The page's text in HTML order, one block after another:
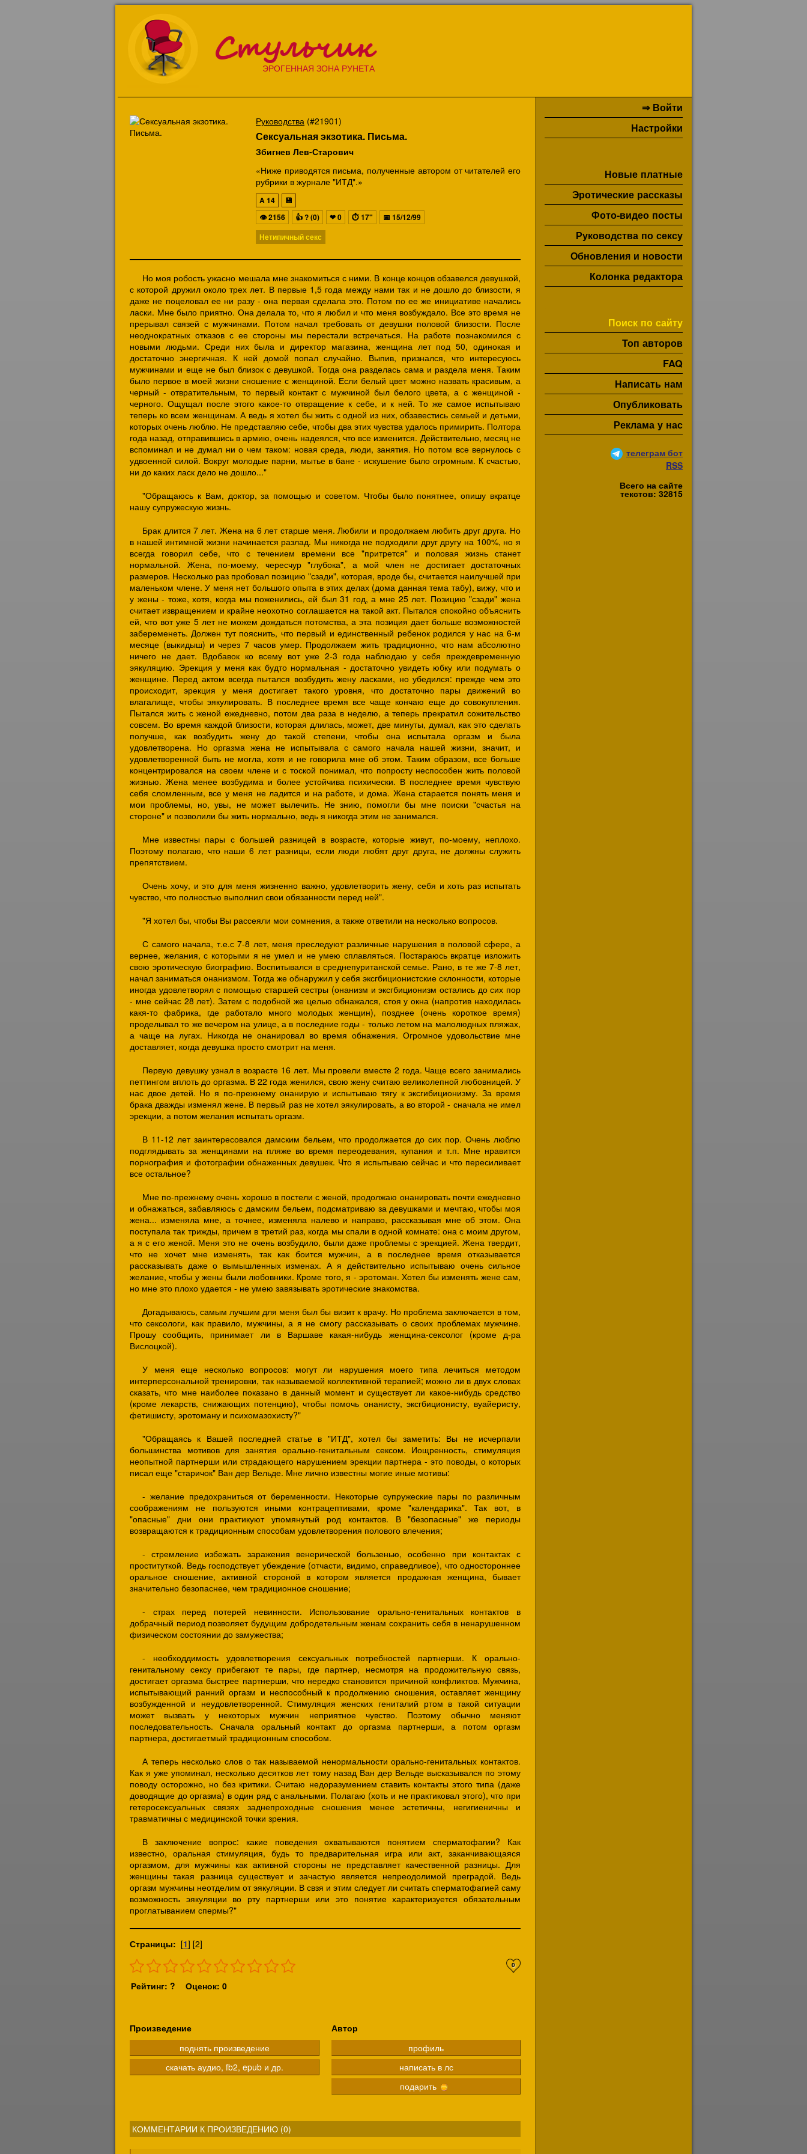
Стульчик
ЭРОГЕННАЯ ЗОНА РУНЕТА
⇒ Войти
Настройки
Новые платные
Эротические рассказы
Фото-видео посты
Руководства по сексу
Обновления и новости
Колонка редактора
Поиск по сайту
Топ авторов
FAQ
Написать нам
Опубликовать
Реклама у нас
телеграм бот
RSS
Всего на сайте
текстов: 32815
Руководства (#21901)
Сексуальная экзотика. Письма.
Збигнев Лев-Старович
«Ниже приводятся письма, полученные автором от читателей его
рубрики в журнале "ИТД".»
A14
💾
👁2156 👍? (0) ❤0 ⏱17" 📅 15/12/99
Нетипичный секс
Но моя робость ужасно мешала мне знакомиться с ними. В конце концов обзавелся девушкой,
с которой дружил около трех лет. В первые 1,5 года между нами так и не дошло до близости, я
даже не поцеловал ее ни разу - она первая сделала это. Потом по ее же инициативе начались
ласки. Мне было приятно. Она делала то, что я любил и что меня возбуждало. Все это время не
прерывал связей с мужчинами. Потом начал требовать от девушки половой близости. После
неоднократных отказов с ее стороны мы перестали встречаться. На работе познакомился с
новыми людьми. Среди них была и директор магазина, женщина лет под 50, одинокая и
достаточно энергичная. К ней домой попал случайно. Выпив, признался, что интересуюсь
мужчинами и еще не был близок с девушкой. Тогда она разделась сама и раздела меня. Таким
было первое в моей жизни сношение с женщиной. Если белый цвет можно назвать красивым, а
черный - отвратительным, то первый контакт с мужчиной был белого цвета, а с женщиной -
черного. Ощущал после этого какое-то отвращение к себе, и к ней. То же самое испытываю
теперь ко всем женщинам. А ведь я хотел бы жить с одной из них, обзавестись семьей и детьми,
которых очень люблю. Не представляю себе, чтобы два этих чувства удалось примирить. Полтора
года назад, отправившись в армию, очень надеялся, что все изменится. Действительно, месяц не
вспоминал и не думал ни о чем таком: новая среда, люди, занятия. Но потом все вернулось с
удвоенной силой. Вокруг молодые парни, мытье в бане - искушение было огромным. К счастью,
ни до каких ласк дело не дошло..."
"Обращаюсь к Вам, доктор, за помощью и советом. Чтобы было понятнее, опишу вкратце
нашу супружескую жизнь.
Брак длится 7 лет. Жена на 6 лет старше меня. Любили и продолжаем любить друг друга. Но
в нашей интимной жизни начинается разлад. Мы никогда не подходили друг другу на 100%, но я
всегда говорил себе, что с течением времени все "притрется" и половая жизнь станет
нормальной. Жена, по-моему, чересчур "глубока", а мой член не достигает достаточных
размеров. Несколько раз пробовал позицию "сзади", которая, вроде бы, считается наилучшей при
маленьком члене. У меня нет большого опыта в этих делах (дома данная тема табу), вижу, что и
у жены - тоже, хотя, когда мы поженились, ей был 31 год, а мне 25 лет. Позицию "сзади" жена
считает извращением и крайне неохотно соглашается на такой акт. Пытался спокойно объяснить
ей, что вот уже 5 лет не можем дождаться потомства, а эта позиция дает больше возможностей
забеременеть. Должен тут пояснить, что первый и единственный ребенок родился у нас на 6-м
месяце (выкидыш) и через 7 часов умер. Продолжаем жить традиционно, что нам абсолютно
ничего не дает. Вдобавок ко всему вот уже 2-3 года наблюдаю у себя преждевременную
эякуляцию. Эрекция у меня как будто нормальная - достаточно увидеть юбку или подумать о
женщине. Перед актом всегда пытался возбудить жену ласками, но убедился: прежде чем это
происходит, эрекция у меня достигает такого уровня, что достаточно пары движений во
влагалище, чтобы эякулировать. В последнее время все чаще кончаю еще до совокупления.
Пытался жить с женой ежедневно, потом два раза в неделю, а теперь прекратил сожительство
совсем. Во время каждой близости, которая длилась, может, две минуты, думал, как это сделать
получше, как возбудить жену до такой степени, чтобы она испытала оргазм и была
удовлетворена. Но оргазма жена не испытывала с самого начала нашей жизни, значит, и
удовлетворенной быть не могла, хотя и не говорила мне об этом. Таким образом, все больше
концентрировался на своем члене и с тоской понимал, что попросту неспособен жить половой
жизнью. Жена менее возбудима и более устойчива психически. В последнее время чувствую
себя сломленным, все у меня не ладится и на работе, и дома. Жена старается понять меня и
мои проблемы, но, увы, не может вылечить. Не знию, помогли бы мне поиски "счастья на
стороне" и позволили бы жить нормально, ведь я никогда этим не занимался.
Мне известны пары с большей разницей в возрасте, которые живут, по-моему, неплохо.
Поэтому полагаю, что наши 6 лет разницы, если люди любят друг друга, не должны служить
препятствием.
Очень хочу, и это для меня жизненно важно, удовлетворить жену, себя и хоть раз испытать
чувство, что полностью выполнил свои обязанности перед ней".
"Я хотел бы, чтобы Вы рассеяли мои сомнения, а также ответили на несколько вопросов.
С самого начала, т.е.с 7-8 лет, меня преследуют различные нарушения в половой сфере, а
вернее, желания, с которыми я не умел и не умею сплавляться. Постараюсь вкратце изложить
свою эротическую биографию. Воспитывался в среднепуританской семье. Рано, в те же 7-8 лет,
начал заниматься онанизмом. Тогда же обнаружил у себя эксгбиционистские склонности, которые
иногда удовлетворял с помощью старшей сестры (онанизм и эксгбиционизм остались до сих пор
- мне сейчас 28 лет). Затем с подобной же целью обнажался, стоя у окна (напротив находилась
какя-то фабрика, где работало много молодых женщин), позднее (очень короткое время)
проделывал то же вечером на улице, а в последние годы - только летом на малолюдных пляжах,
а чаще на лугах. Никогда не онанировал во время обнажения. Огромное удовольствие мне
доставляет, когда девушка просто смотрит на меня.
Первую девушку узнал в возрасте 16 лет. Мы провели вместе 2 года. Чаще всего занимались
петтингом вплоть до оргазма. В 22 года женился, свою жену считаю великолепной любовницей. У
нас двое детей. Но я по-прежнему онанирую и испытываю тягу к эксгибиционизму. За время
брака дважды изменял жене. В первый раз не хотел эякулировать, а во второй - сначала не имел
эрекции, а потом желания испытать оргазм.
В 11-12 лет заинтересовался дамским бельем, что продолжается до сих пор. Очень люблю
подглядывать за женщинами на пляже во время переодевания, купания и т.п. Мне нравится
порнография и фотографии обнаженных девушек. Что я испытываю сейчас и что пересиливает
все остальное?
Мне по-прежнему очень хорошо в постели с женой, продолжаю онанировать почти ежедневно
и обнажаться, забавляюсь с дамским бельем, подсматриваю за девушками и мечтаю, чтобы моя
жена... изменяла мне, а точнее, изменяла налево и направо, рассказывая мне об этом. Она
поступала так трижды, причем в третий раз, когда мы спали в одной комнате: она с моим другом,
а я с его женой. Меня это не очень возбудило, были даже проблемы с эрекцией. Жена твердит,
что не хочет мне изменять, так как боится мужчин, а в последнее время отказывается
рассказывать даже о вымышленных изменах. А я действительно испытываю очень сильное
желание, чтобы у жены были любовники. Кроме того, я - эротоман. Хотел бы изменять жене сам,
но мне это плохо удается - не умею завязывать эротические знакомства.
Догадываюсь, самым лучшим для меня был бы визит к врачу. Но проблема заключается в том,
что сексологи, как правило, мужчины, а я не смогу рассказывать о своих проблемах мужчине.
Прошу сообщить, принимает ли в Варшаве какая-нибудь женщина-сексолог (кроме д-ра
Вислоцкой).
У меня еще несколько вопросов: могут ли нарушения моего типа лечиться методом
интерперсональной тренировки, так называемой коллективной терапией; можно ли в двух словах
сказать, что мне наиболее показано в данный момент и существует ли какое-нибудь средство
(кроме лекарств, снижающих потенцию), чтобы помочь онанисту, эксгбиционисту, вуайеристу,
фетишисту, эротоману и психомазохисту?"
"Обращаясь к Вашей последней статье в "ИТД", хотел бы заметить: Вы не исчерпали
большинства мотивов для занятия орально-генитальным сексом. Иощренность, стимуляция
неопытной партнерши или страдающего нарушением эрекции партнера - это поводы, о которых
писал еще "старичок" Ван дер Вельде. Мне лично известны могие иные мотивы:
- желание предохраниться от беременности. Некоторые супружеские пары по различным
соображениям не пользуются иными контрацептивами, кроме "календарика". Так вот, в
"опасные" дни они практикуют упомянутый род контактов. В "безопасные" же периоды
возвращаются к традиционным способам удовлетворения полового влечения;
- стремление избежать заражения венерической бользенью, особенно при контактах с
проституткой. Ведь господствует убеждение (отчасти, видимо, справедливое), что одностороннее
оральное сношение, активной стороной в котором является продажная женщина, бывает
значительно безопаснее, чем традиционное сношение;
- страх перед потерей невинности. Использование орально-генитальных контактов в
добрачный период позволяет будущим добродетельным женам сохранить себя в ненарушенном
физическом состоянии до замужества;
- необходдимость удовлетворения сексуальных потребностей партнерши. К орально-
генитальному сексу прибегают те пары, где партнер, несмотря на продожительную связь,
достигает оргазма быстрее партнерши, что нередко становится причиной конфликтов. Мужчина,
испытывающий ранний оргазм и неспособный к продолжению сношения, оставляет женщину
возбужденной и неудовлетворенной. Стимуляция женских гениталий ртом в такой ситуации
может вызвать у некоторых мужчин неприятное чувство. Поэтому обычно меняют
последовательность. Сначала оральный контакт до оргазма партнерши, а потом оргазм
партнера, достигаетмый традиционным способом.
А теперь несколько слов о так называемой ненормальности орально-генитальных контактов.
Как я уже упоминал, несколько десятков лет тому назад Ван дер Вельде высказывался по этому
поводу осторожно, но без критики. Считаю недоразумением ставить контакты этого типа (даже
доводящие до оргазма) в один ряд с анальными. Полагаю (хоть и не практиковал этого), что при
гетеросексуальных связях заднепроходные сношения менее эстетичны, негигиеничны и
травматичны с медицинской точки зрения.
В заключение вопрос: какие поведения охватываются понятием сперматофагии? Как
известно, оральная стимуляция, будь то предварительная игра или акт, заканчивающаяся
оргазмом, для мужчины как активной стороны не представляет качественной разницы. Для
женщины такая разница существует и зачастую является непреодолимой преградой. Ведь
оргазм мужчины неотделим от эякуляции. В свзя и этим следует ли считать сперматофагией саму
возможность эякуляции во рту партнерши или это понятие характеризуется обязательным
проглатыванием спермы?"
Страницы: [1] [2]
0
Рейтинг: ? Оценок: 0
Произведение
поднять произведение
скачать аудио, fb2, epub и др.
Автор
профиль
написать в лс
подарить
КОММЕНТАРИИ К ПРОИЗВЕДЕНИЮ (0)